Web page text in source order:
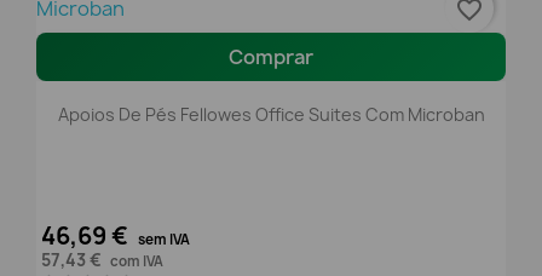
Comprar
Apoios De Pés Fellowes Office Suites Com Microban
46,69 € sem IVA
57,43 € com IVA
favorite_border